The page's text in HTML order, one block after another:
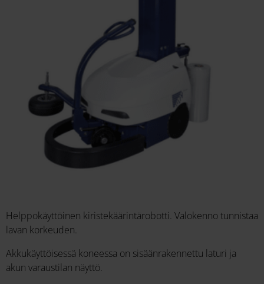
Helppokäyttöinen kiristekäärintärobotti. Valokenno tunnistaa
lavan korkeuden.
Akkukäyttöisessä koneessa on sisäänrakennettu laturi ja
akun varaustilan näyttö.